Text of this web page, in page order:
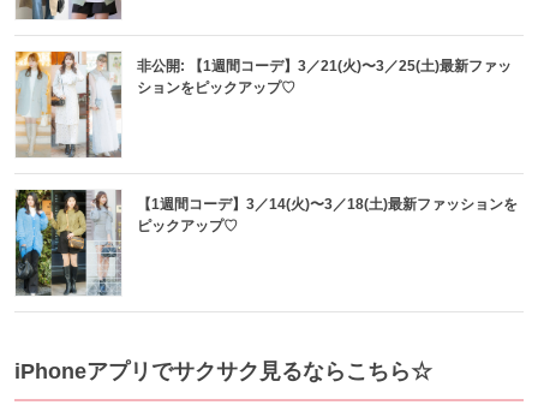
非公開: 【1週間コーデ】3／21(火)〜3／25(土)最新ファッ
ションをピックアップ♡
【1週間コーデ】3／14(火)〜3／18(土)最新ファッションを
ピックアップ♡
iPhoneアプリでサクサク見るならこちら☆